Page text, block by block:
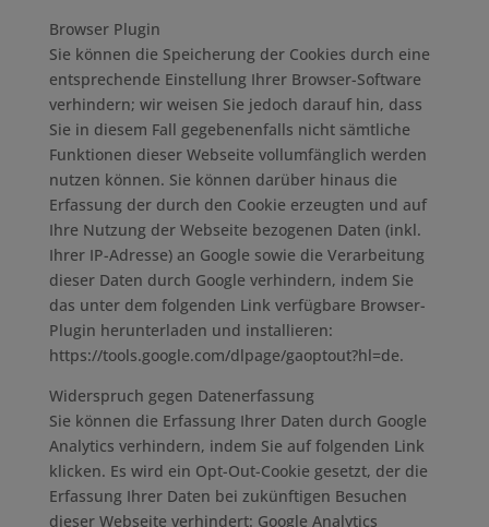
Browser Plugin
Sie können die Speicherung der Cookies durch eine
entsprechende Einstellung Ihrer Browser-Software
verhindern; wir weisen Sie jedoch darauf hin, dass
Sie in diesem Fall gegebenenfalls nicht sämtliche
Funktionen dieser Webseite vollumfänglich werden
nutzen können. Sie können darüber hinaus die
Erfassung der durch den Cookie erzeugten und auf
Ihre Nutzung der Webseite bezogenen Daten (inkl.
Ihrer IP-Adresse) an Google sowie die Verarbeitung
dieser Daten durch Google verhindern, indem Sie
das unter dem folgenden Link verfügbare Browser-
Plugin herunterladen und installieren:
https://tools.google.com/dlpage/gaoptout?hl=de.
Widerspruch gegen Datenerfassung
Sie können die Erfassung Ihrer Daten durch Google
Analytics verhindern, indem Sie auf folgenden Link
klicken. Es wird ein Opt-Out-Cookie gesetzt, der die
Erfassung Ihrer Daten bei zukünftigen Besuchen
dieser Webseite verhindert: Google Analytics